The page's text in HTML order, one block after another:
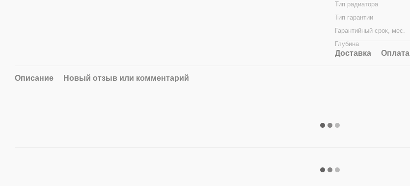
Тип радиатора
Тип гарантии
Гарантийный срок, мес.
Глубина
Доставка Оплата
Описание Новый отзыв или комментарий